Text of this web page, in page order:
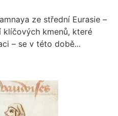
ze střední Eurasie –
kmenů, které
– se v této době...